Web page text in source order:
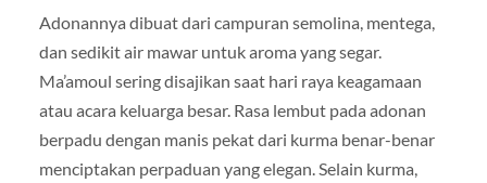
Adonannya dibuat dari campuran semolina, mentega,
dan sedikit air mawar untuk aroma yang segar.
Ma’amoul sering disajikan saat hari raya keagamaan
atau acara keluarga besar. Rasa lembut pada adonan
berpadu dengan manis pekat dari kurma benar-benar
menciptakan perpaduan yang elegan. Selain kurma,